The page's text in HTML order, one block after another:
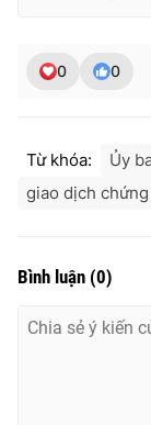
0 0
Từ khóa:
Ủy
giao dịch
Bình luận (0)